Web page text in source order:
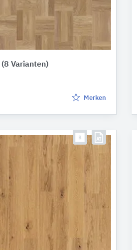
(8 Varianten)
Merken